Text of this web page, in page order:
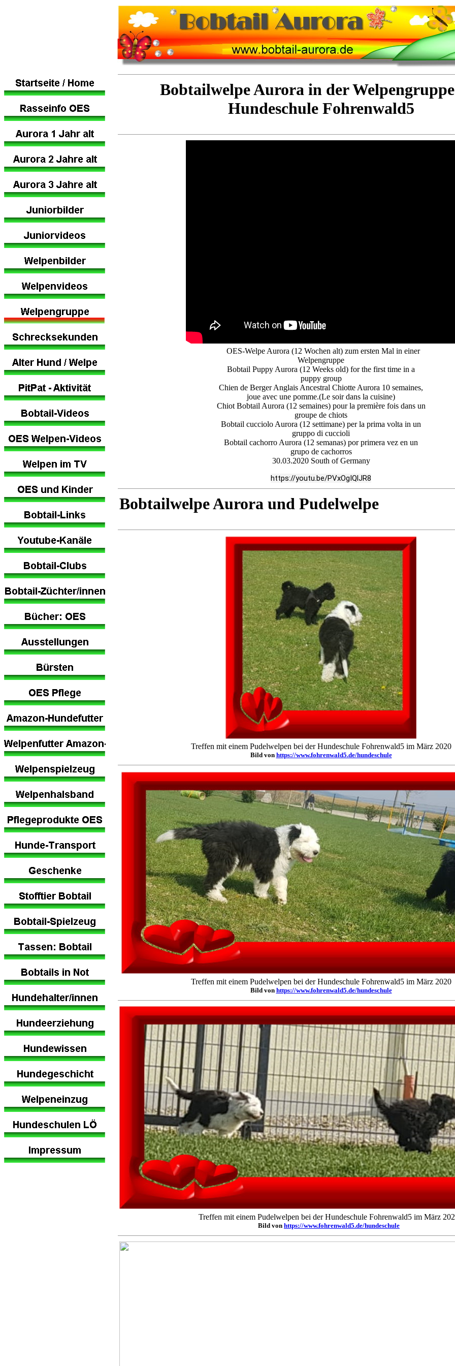
Bobtailwelpe Aurora in der
Hundeschule Fohrenwald5
OES-Welpe Aurora (12 Wochen alt) zum ersten Mal in einer
Welpengruppe
Bobtail Puppy Aurora (12 Weeks old) for the first time in a
puppy group
Chien de Berger Anglais Ancestral Chiotte Aurora 10 semaines,
joue avec une pomme.(Le soir dans la cuisine)
Chiot Bobtail Aurora (12 semaines) pour la première fois dans un
groupe de chiots
Bobtail cucciolo Aurora (12 settimane) per la prima volta in un
gruppo di cuccioli
Bobtail cachorro Aurora (12 semanas) por primera vez en un
grupo de cachorros
30.03.2020 South of Germany
https://youtu.be/PVxOgIQlJR8
Bobtailwelpe Aurora und Pudelwelpe
Treffen mit einem Pudelwelpen bei der Hundeschule Fohrenwald5 im März 2020
Bild von https://www.fohrenwald5.de/hundeschule
Treffen mit einem Pudelwelpen bei der Hundeschule Fohrenwald5 im März 2020
Bild von https://www.fohrenwald5.de/hundeschule
Treffen mit einem Pudelwelpen bei der Hundeschule Fohrenwald5 im März
Bild von https://www.fohrenwald5.de/hundeschule